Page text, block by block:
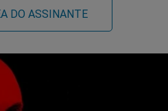
DO ASSINANTE